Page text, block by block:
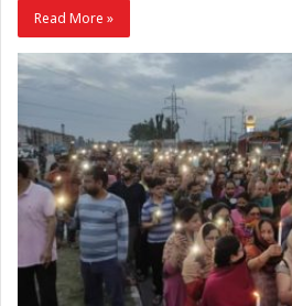
Read More »